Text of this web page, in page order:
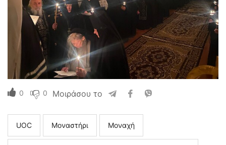
0 0 Μοιράσου το
UOC Μοναστήρι Μοναχή